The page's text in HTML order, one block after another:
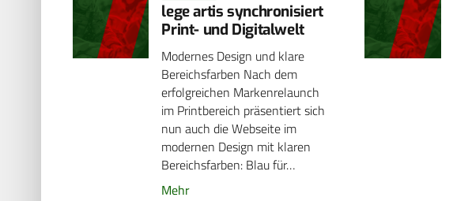
lege artis synchronisiert
Print- und Digitalwelt
Modernes Design und klare
Bereichsfarben Nach dem
erfolgreichen Markenrelaunch
im Printbereich präsentiert sich
nun auch die Webseite im
modernen Design mit klaren
Bereichsfarben: Blau für…
Mehr